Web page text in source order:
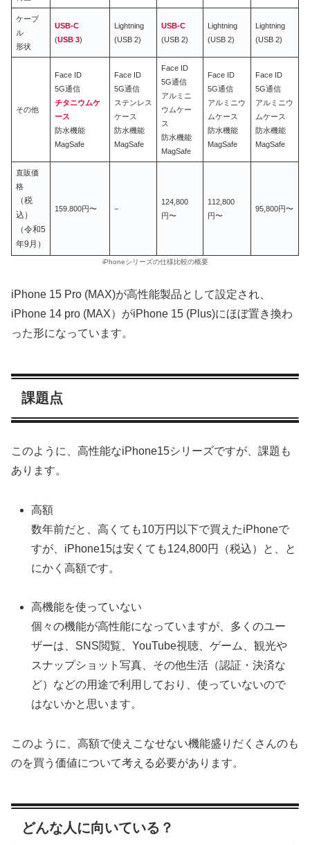
ケーブ
ル
形状
USB-C
(USB 3)
Lightning
(USB 2)
USB-C
(USB 2)
Lightning
(USB 2)
Lightning
(USB 2)
その他
Face ID
5G通信
チタニウムケ
ース
防水機能
MagSafe
Face ID
5G通信
ステンレス
ケース
防水機能
MagSafe
Face ID
5G通信
アルミニ
ウムケー
ス
防水機能
MagSafe
Face ID
5G通信
アルミニウ
ムケース
防水機能
MagSafe
Face ID
5G通信
アルミニウ
ムケース
防水機能
MagSafe
直販価
格
（税
込）
（令和5
年9月）
159.800円〜 −
124,800
円〜
112,800
円〜
95,800円〜
iPhoneシリーズの仕様比較の概要
iPhone 15 Pro (MAX)が高性能製品として設定され、
iPhone 14 pro (MAX）がiPhone 15 (Plus)にほぼ置き換わ
った形になっています。
課題点
このように、高性能なiPhone15シリーズですが、課題も
あります。
高額
数年前だと、高くても10万円以下で買えたiPhoneで
すが、iPhone15は安くても124,800円（税込）と、と
にかく高額です。
高機能を使っていない
個々の機能が高性能になっていますが、多くのユー
ザーは、SNS閲覧、YouTube視聴、ゲーム、観光や
スナップショット写真、その他生活（認証・決済な
ど）などの用途で利用しており、使っていないので
はないかと思います。
このように、高額で使えこなせない機能盛りだくさんのも
のを買う価値について考える必要があります。
どんな人に向いている？